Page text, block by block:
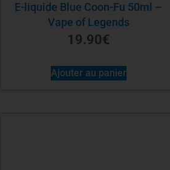
E-liquide Blue Coon-Fu 50ml –
Vape of Legends
19.90€
Ajouter au panier